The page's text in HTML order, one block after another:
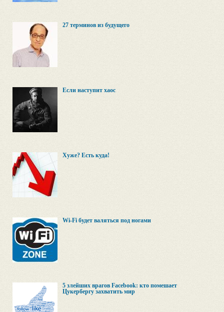
27 терминов из будущего
Если наступит хаос
Хуже? Есть куда!
Wi-Fi будет валяться под ногами
5 злейших врагов Facebook: кто помешает
Цукербергу захватить мир